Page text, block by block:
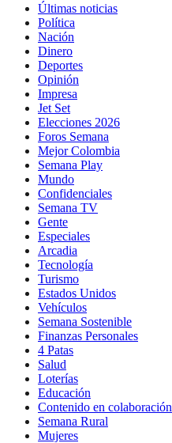
Últimas noticias
Política
Nación
Dinero
Deportes
Opinión
Impresa
Jet Set
Elecciones 2026
Foros Semana
Mejor Colombia
Semana Play
Mundo
Confidenciales
Semana TV
Gente
Especiales
Arcadia
Tecnología
Turismo
Estados Unidos
Vehículos
Semana Sostenible
Finanzas Personales
4 Patas
Salud
Loterías
Educación
Contenido en colaboración
Semana Rural
Mujeres